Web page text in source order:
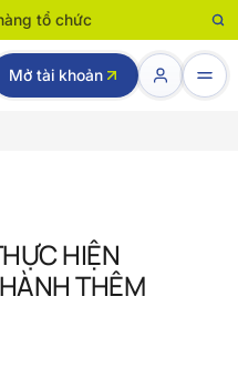
tổ chức
Mở tài khoản
HIỆN
THÊM